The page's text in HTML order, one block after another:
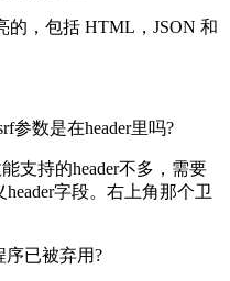
的，包括 HTML，JSON 和
参数是在header里吗?
支持的header不多，需要
header字段。右上角那个卫
序已被弃用?